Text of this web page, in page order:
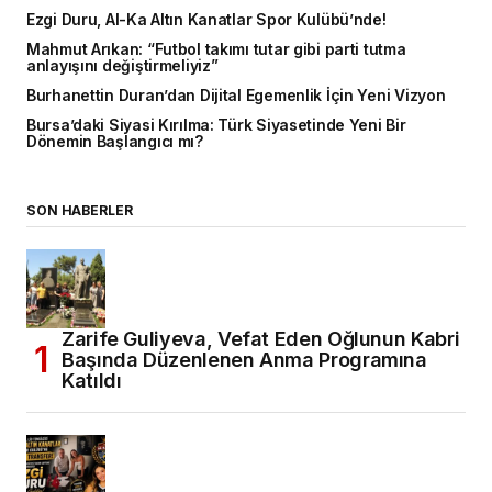
Ezgi Duru, Al-Ka Altın Kanatlar Spor Kulübü’nde!
Mahmut Arıkan: “Futbol takımı tutar gibi parti tutma
anlayışını değiştirmeliyiz”
Burhanettin Duran’dan Dijital Egemenlik İçin Yeni Vizyon
Bursa’daki Siyasi Kırılma: Türk Siyasetinde Yeni Bir
Dönemin Başlangıcı mı?
SON HABERLER
Zarife Guliyeva, Vefat Eden Oğlunun Kabri
Başında Düzenlenen Anma Programına
Katıldı